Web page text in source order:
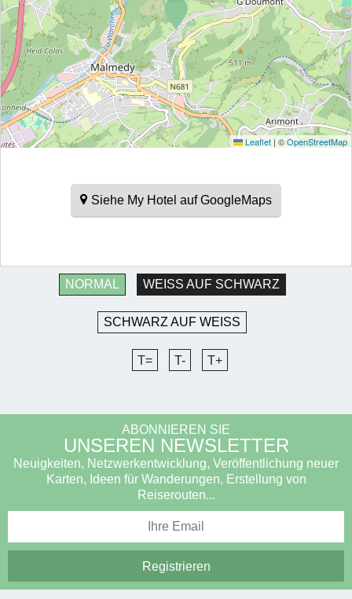
Leaflet | ©OpenStreetMap
Siehe My Hotel auf GoogleMaps
NORMAL WEISS AUF SCHWARZ
SCHWARZ AUF WEISS
T= T- T+
ABONNIEREN SIE
UNSEREN NEWSLETTER
Neuigkeiten, Netzwerkentwicklung, Veröffentlichung neuer
Karten, Ideen für Wanderungen, Erstellung von
Reiserouten...